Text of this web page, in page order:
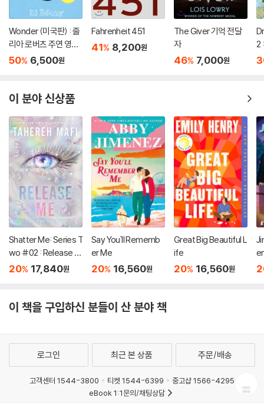
Wonder (미국판) : 줄
리아 로버츠 주연 영화
'원더' 원작 소설
50% 6,500원
Fahrenheit 451
41% 8,200원
The Giver 기억 전달
자
46% 7,000원
2
이 분야 신상품
Shatter Me: Series T
wo #02 : Release M
e
20% 17,840원
Say You'll Rememb
er Me
20% 16,560원
Great Big Beautiful L
ife
20% 16,560원
이 책을 구입하신 분들이 산 분야 책
로그인 최근 본 상품 주문/배송
고객센터 1544-3800 티켓 1544-6399
중고샵 1566-4295
eBook 1:1문의/채팅상담